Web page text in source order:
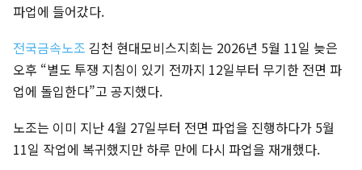
파업에 들어갔다.
전국금속노조 김천 현대모비스지회는 2026년 5월 11일 늦은
오후 “별도 투쟁 지침이 있기 전까지 12일부터 무기한 전면 파
업에 돌입한다”고 공지했다.
노조는 이미 지난 4월 27일부터 전면 파업을 진행하다가 5월
11일 작업에 복귀했지만 하루 만에 다시 파업을 재개했다.